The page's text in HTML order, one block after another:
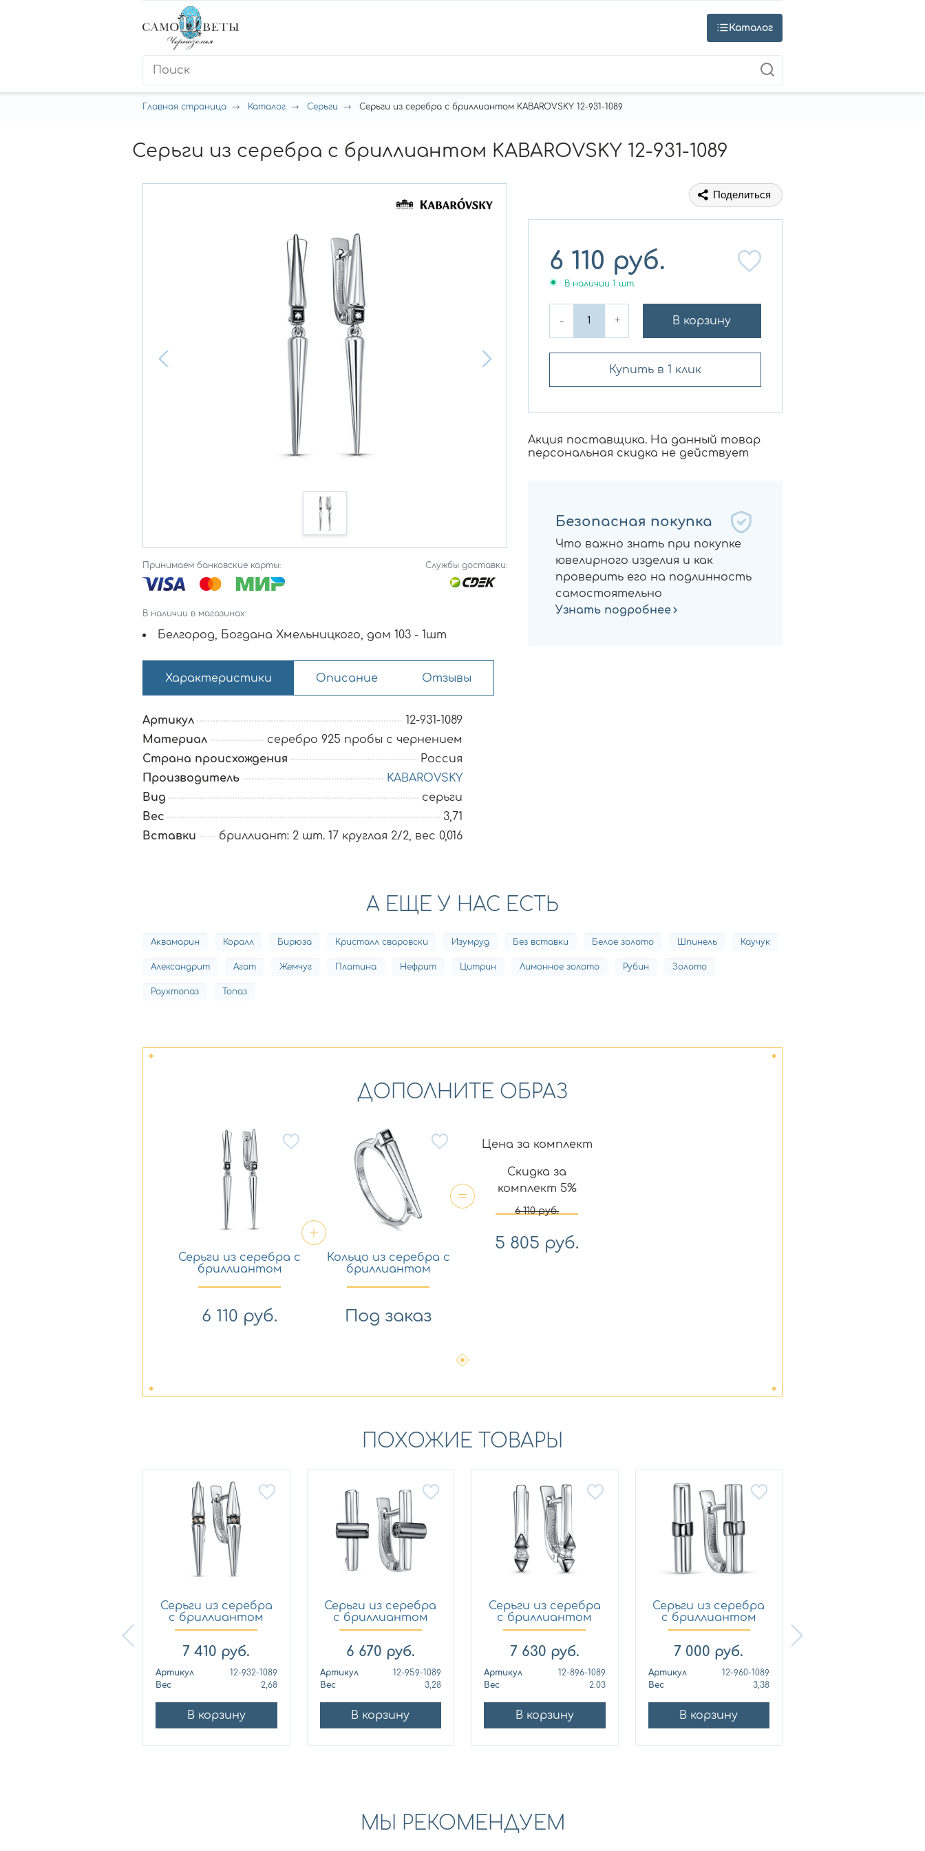
Каталог
Главная страница Каталог Серьги Серьги из серебра с бриллиантом KABAROVSKY 12-931-1089
Серьги из серебра с бриллиантом KABAROVSKY 12-931-1089
Принимаем банковские карты: Службы доставки:
В наличии в магазинах:
Белгород, Богдана Хмельницкого, дом 103 - 1шт
Поделиться
6 110 руб.
В наличии 1 шт.
- + В корзину
Купить в 1 клик
Акция поставщика. На данный товар
персональная скидка не действует
Безопасная покупка
Что важно знать при покупке
ювелирного изделия и как
проверить его на подлинность
самостоятельно
Узнать подробнее
Характеристики Описание Отзывы
Артикул
12-931-1089
Материал
серебро 925 пробы с чернением
Страна происхождения
Россия
Производитель
KABAROVSKY
Вид
серьги
Вес
3,71
Вставки
бриллиант: 2 шт. 17 круглая 2/2, вес 0,016
А ЕЩЕ У НАС ЕСТЬ
Аквамарин Коралл Бирюза Кристалл сваровски Изумруд Без вставки Белое золото Шпинель Каучук
Александрит Агат Жемчуг Платина Нефрит Цитрин Лимонное золото Рубин Золото
Раухтопаз Топаз
ДОПОЛНИТЕ ОБРАЗ
Серьги из серебра с
бриллиантом
6 110 руб.
Кольцо из серебра с
бриллиантом
Под заказ
Цена за комплект
Скидка за
комплект 5%
6 110руб.
5 805 руб.
ПОХОЖИЕ ТОВАРЫ
Серьги из серебра
с бриллиантом
KABAR...
7 410 руб.
Артикул
12-932-1089
Вес
2,68
В корзину
Серьги из серебра
с бриллиантом
KABAR...
6 670 руб.
Артикул
12-959-1089
Вес
3,28
В корзину
Серьги из серебра
с бриллиантом
KABAR...
7 630 руб.
Артикул
12-896-1089
Вес
2.03
В корзину
Серьги из серебра
с бриллиантом
KABAR...
7 000 руб.
Артикул
12-960-1089
Вес
3,38
В корзину
МЫ РЕКОМЕНДУЕМ